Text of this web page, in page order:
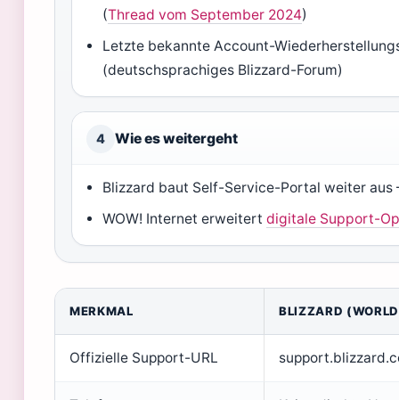
(Thread vom September 2024)
Letzte bekannte Account-
(deutschsprachiges Blizzard-Forum)
4 Wie es weitergeht
Blizzard baut Self-Service-Portal weiter
WOW! Internet erweitertdigitale Support-
MERKMAL BLIZZARD
Offizielle Support-URL